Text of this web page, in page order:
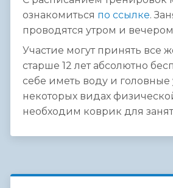
ознакомиться по ссылке.
проводятся утром и
Участие могут принять все
старше 12 лет абсолютно
себе иметь воду и головные
некоторых видах
необходим коврик для